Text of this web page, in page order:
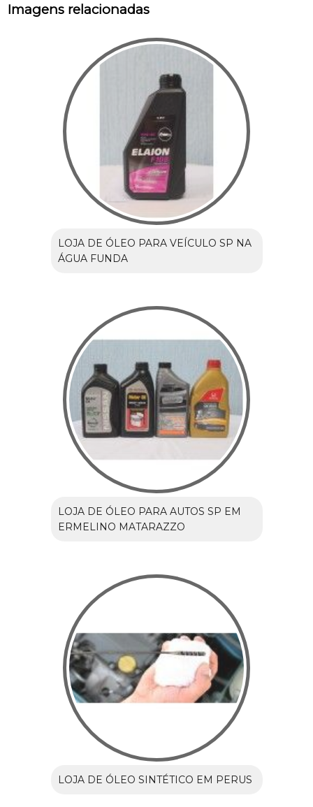
Imagens relacionadas
LOJA DE ÓLEO PARA VEÍCULO SP NA
ÁGUA FUNDA
LOJA DE ÓLEO PARA AUTOS SP EM
ERMELINO MATARAZZO
LOJA DE ÓLEO SINTÉTICO EM PERUS